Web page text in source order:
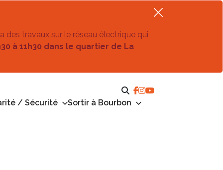
des travaux sur le réseau électrique qui
à 11h30 dans le quartier de La
/ Sécurité
Sortir à Bourbon